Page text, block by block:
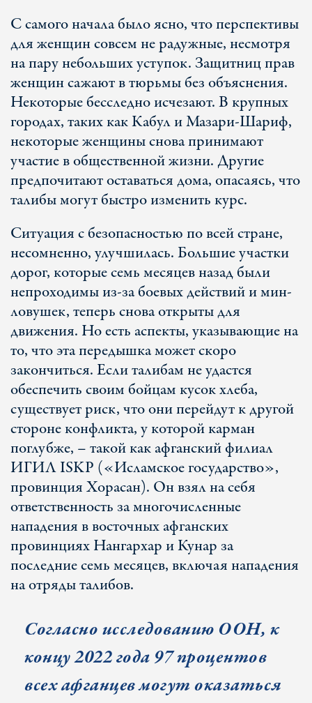
С самого начала было ясно, что перспективы
для женщин совсем не радужные, несмотря
на пару небольших уступок. Защитниц прав
женщин сажают в тюрьмы без объяснения.
Некоторые бесследно исчезают. В крупных
городах, таких как Кабул и Мазари-Шариф,
некоторые женщины снова принимают
участие в общественной жизни. Другие
предпочитают оставаться дома, опасаясь, что
талибы могут быстро изменить курс.
Ситуация с безопасностью по всей стране,
несомненно, улучшилась. Большие участки
дорог, которые семь месяцев назад были
непроходимы из-за боевых действий и мин-
ловушек, теперь снова открыты для
движения. Но есть аспекты, указывающие на
то, что эта передышка может скоро
закончиться. Если талибам не удастся
обеспечить своим бойцам кусок хлеба,
существует риск, что они перейдут к другой
стороне конфликта, у которой карман
поглубже, – такой как афганский филиал
ИГИЛ ISKP («Исламское государство»,
провинция Хорасан). Он взял на себя
ответственность за многочисленные
нападения в восточных афганских
провинциях Нангархар и Кунар за
последние семь месяцев, включая нападения
на отряды талибов.
Согласно исследованию ООН, к
концу 2022 года 97 процентов
всех афганцев могут оказаться